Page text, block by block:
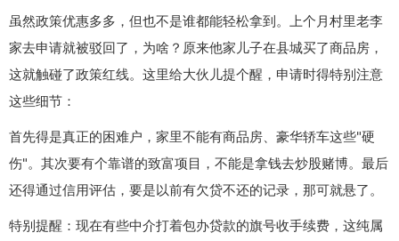
虽然政策优惠多多，但也不是谁都能轻松拿到。上个月村里老李
家去申请就被驳回了，为啥？原来他家儿子在县城买了商品房，
这就触碰了政策红线。这里给大伙儿提个醒，申请时得特别注意
这些细节：
首先得是真正的困难户，家里不能有商品房、豪华轿车这些"硬
伤"。其次要有个靠谱的致富项目，不能是拿钱去炒股赌博。最后
还得通过信用评估，要是以前有欠贷不还的记录，那可就悬了。
特别提醒：现在有些中介打着包办贷款的旗号收手续费，这纯属